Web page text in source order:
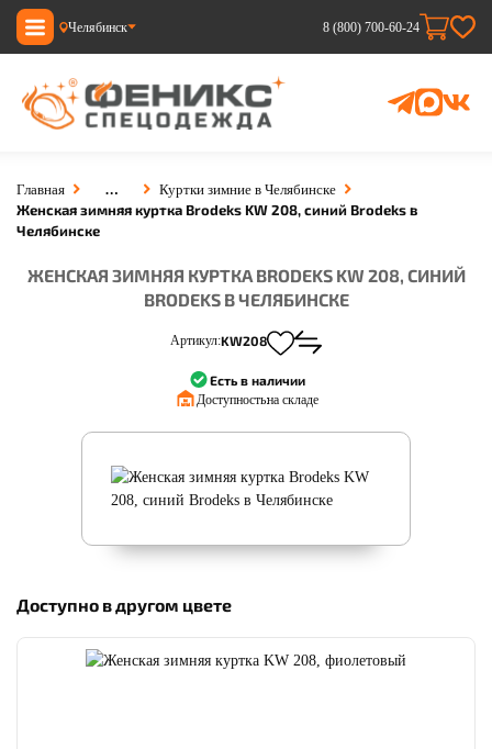
Челябинск 8 (800) 700-60-24
Главная … Куртки зимние в Челябинске
Женская зимняя куртка Brodeks KW 208, синий Brodeks в
Челябинске
ЖЕНСКАЯ ЗИМНЯЯ КУРТКА BRODEKS KW 208, СИНИЙ
BRODEKS В ЧЕЛЯБИНСКЕ
Артикул:KW208
Есть в наличии
Доступность:на складе
Доступно в другом цвете